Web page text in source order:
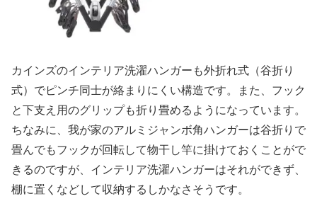
カインズのインテリア洗濯ハンガーも外折れ式（谷折り
式）でピンチ同士が絡まりにくい構造です。また、フック
と下支え用のグリップも折り畳めるようになっています。
ちなみに、我が家のアルミジャンボ角ハンガーは谷折りで
畳んでもフックが回転して物干し竿に掛けておくことがで
きるのですが、インテリア洗濯ハンガーはそれができず、
棚に置くなどして収納するしかなさそうです。